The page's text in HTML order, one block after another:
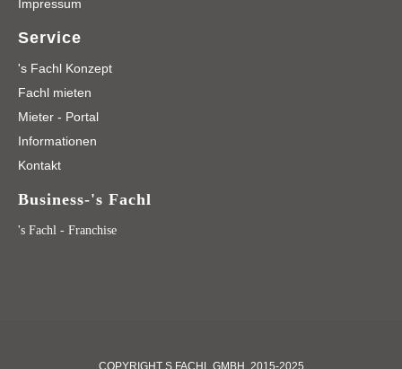
Impressum
Service
's Fachl Konzept
Fachl mieten
Mieter - Portal
Informationen
Kontakt
Business-'s Fachl
's Fachl - Franchise
COPYRIGHT S FACHL GMBH, 2015-2025